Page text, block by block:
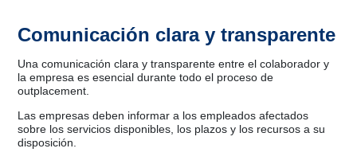
Comunicación clara y transparente
Una comunicación clara y transparente entre el colaborador y
la empresa es esencial durante todo el proceso de
outplacement.
Las empresas deben informar a los empleados afectados
sobre los servicios disponibles, los plazos y los recursos a su
disposición.